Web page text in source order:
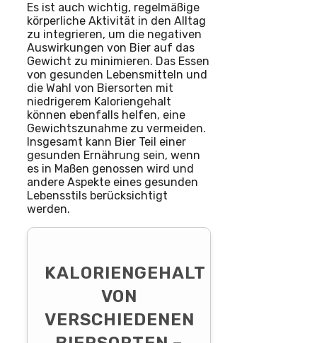
Es ist auch wichtig, regelmäßige
körperliche Aktivität in den Alltag
zu integrieren, um die negativen
Auswirkungen von Bier auf das
Gewicht zu minimieren. Das Essen
von gesunden Lebensmitteln und
die Wahl von Biersorten mit
niedrigerem Kaloriengehalt
können ebenfalls helfen, eine
Gewichtszunahme zu vermeiden.
Insgesamt kann Bier Teil einer
gesunden Ernährung sein, wenn
es in Maßen genossen wird und
andere Aspekte eines gesunden
Lebensstils berücksichtigt
werden.
KALORIENGEHALT
VON
VERSCHIEDENEN